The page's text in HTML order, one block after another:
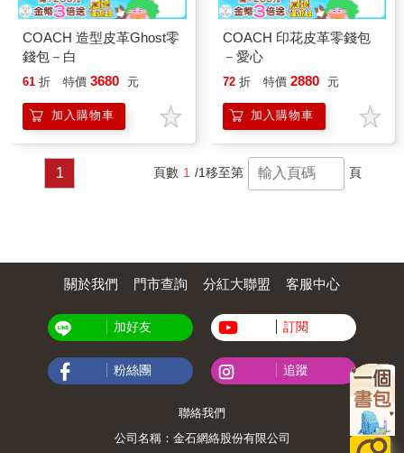
COACH 造型皮革Ghost零
錢包－白
61 折 特價 3680 元
加入購物車
COACH 印花皮革零錢包
－愛心
72 折 特價 2880 元
加入購物車
1 頁數 1 /1移至第 頁
關於我們 門市查詢 分紅大聯盟 客服中心
加好友 訂閱
粉絲團 追蹤
聯絡我們
公司名稱：金石網絡股份有限公司